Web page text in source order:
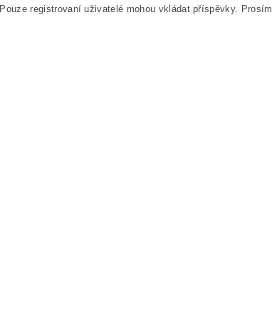
Pouze registrovaní uživatelé mohou vkládat příspěvky. Prosím